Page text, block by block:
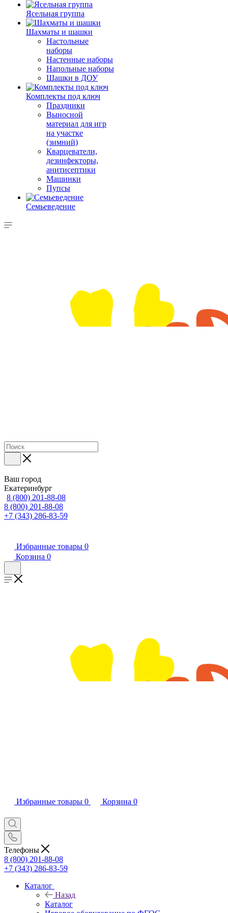
Ясельная группа
Шахматы и шашки
Настольные
наборы
Настенные наборы
Напольные наборы
Шашки в ДОУ
Комплекты под ключ
Праздники
Выносной
материал для игр
на участке
(зимний)
Кварцеватели,
дезинфекторы,
анитисептики
Машинки
Пупсы
Семьеведение
Ваш город
Екатеринбург
8 (800) 201-88-08
8 (800) 201-88-08
+7 (343) 286-83-59
Избранные товары 0
Корзина 0
Избранные товары 0 Корзина 0
Телефоны
8 (800) 201-88-08
+7 (343) 286-83-59
Каталог
Назад
Каталог